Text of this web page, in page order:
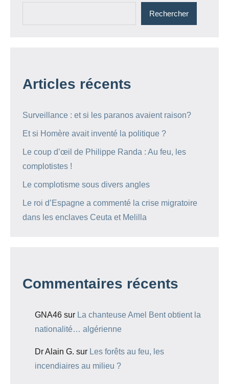
Rechercher
Articles récents
Surveillance : et si les paranos avaient raison?
Et si Homère avait inventé la politique ?
Le coup d’œil de Philippe Randa : Au feu, les
complotistes !
Le complotisme sous divers angles
Le roi d’Espagne a commenté la crise migratoire
dans les enclaves Ceuta et Melilla
Commentaires récents
GNA46 sur La chanteuse Amel Bent obtient la
nationalité… algérienne
Dr Alain G. sur Les forêts au feu, les
incendiaires au milieu ?